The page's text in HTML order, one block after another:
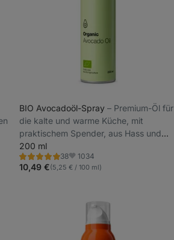
BIO Avocadoöl-Spray ⁠–⁠ Premium-Öl für
die kalte und warme Küche, mit
praktischem Spender, aus Hass und
Fuerte Avocados aus Kenia
200 ml
38
Bewertung
5.0/5,
38
Favoriten
1034
10,49 €(5,25 € / 100 ml)